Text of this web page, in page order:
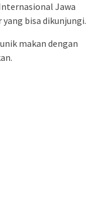
Jawa
bisa dikunjungi.
makan dengan